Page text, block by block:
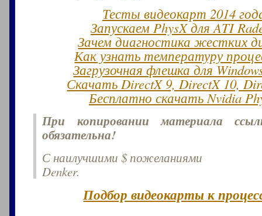
Тесты видеокарт 2014
Запускаем PhysX для ATI
Зачем диагностика жестких
Как узнать температуру
Загрузочная флешка для
Скачать DirectX 9, DirectX 10,
Бесплатно скачать Nvidia
При копировании материала
обязательна!
С наилучшими $ пожеланиями
Denker.
Подбор видеокарты к